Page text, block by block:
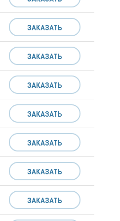
ЗАКАЗАТЬ
ЗАКАЗАТЬ
ЗАКАЗАТЬ
ЗАКАЗАТЬ
ЗАКАЗАТЬ
ЗАКАЗАТЬ
ЗАКАЗАТЬ